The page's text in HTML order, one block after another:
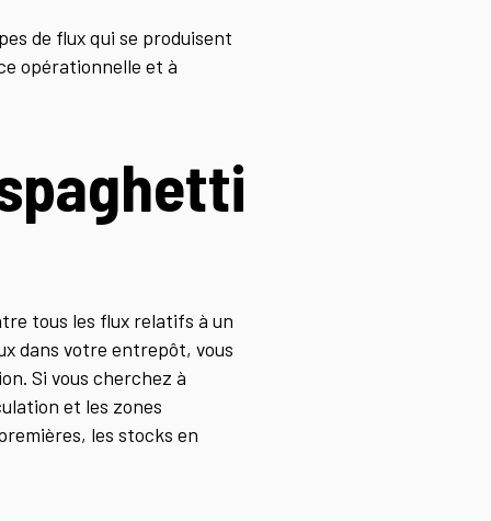
de flux qui se produisent
opérationnelle et à
tous les flux relatifs à un
dans votre entrepôt, vous
Si vous cherchez à
et les zones
les stocks en